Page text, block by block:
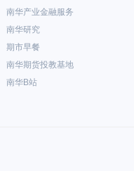
南华产业金融服务
南华研究
期市早餐
南华期货投教基地
南华B站